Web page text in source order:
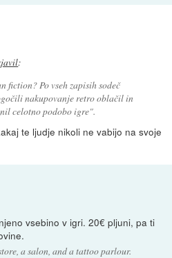
:
fiction? Po vseh zapisih sodeč
nakupovanje retro oblačil in
celotno podobo igre".
te ljudje nikoli ne vabijo na svoje
vsebino v igri. 20€ pljuni, pa ti
a salon, and a tattoo parlour.